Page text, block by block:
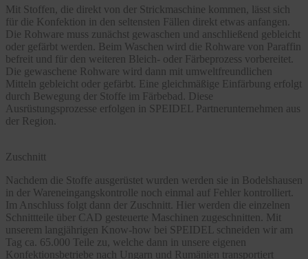
Mit Stoffen, die direkt von der Strickmaschine kommen, lässt sich
für die Konfektion in den seltensten Fällen direkt etwas anfangen.
Die Rohware muss zunächst gewaschen und anschließend gebleicht
oder gefärbt werden. Beim Waschen wird die Rohware von Paraffin
befreit und für den weiteren Bleich- oder Färbeprozess vorbereitet.
Die gewaschene Rohware wird dann mit umweltfreundlichen
Mitteln gebleicht oder gefärbt. Eine gleichmäßige Einfärbung erfolgt
durch Bewegung der Stoffe im Färbebad. Diese
Ausrüstungsprozesse erfolgen in SPEIDEL Partnerunternehmen aus
der Region.
Zuschnitt
Nachdem die Stoffe ausgerüstet wurden werden sie in Bodelshausen
in der Wareneingangskontrolle noch einmal auf Fehler kontrolliert.
Im Anschluss folgt dann der Zuschnitt. Hier werden die einzelnen
Schnittteile über CAD gesteuerte Maschinen zugeschnitten. Mit
unserem langjährigen Know-how bei SPEIDEL schneiden wir am
Tag ca. 65.000 Teile zu, welche dann in unsere eigenen
Konfektionsbetriebe nach Ungarn und Rumänien transportiert